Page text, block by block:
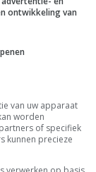
voor
€ 0,00
ontwikkeling van
van uw apparaat
worden
of specifiek
kunnen precieze